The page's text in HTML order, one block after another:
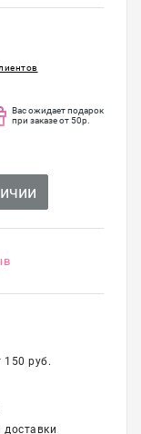
Вас ожидает подарок
при заказе от 50р.
150 руб.
доставки